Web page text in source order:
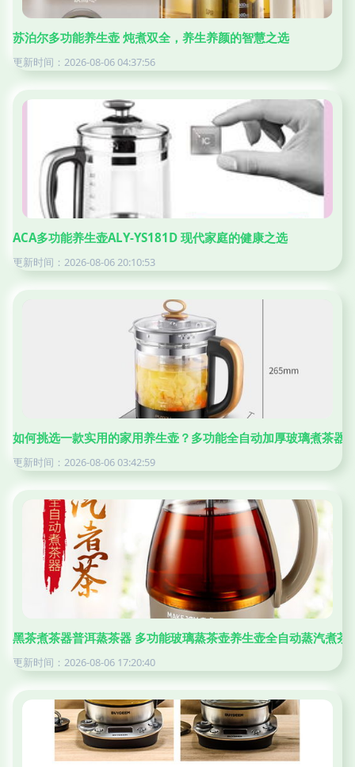
苏泊尔多功能养生壶 炖煮双全，养生养颜的智慧之选
更新时间：2026-08-06 04:37:56
ACA多功能养生壶ALY-YS181D 现代家庭的健康之选
更新时间：2026-08-06 20:10:53
如何挑选一款实用的家用养生壶？多功能全自动加厚玻璃煮茶器
更新时间：2026-08-06 03:42:59
黑茶煮茶器普洱蒸茶器 多功能玻璃蒸茶壶养生壶全自动蒸汽煮茶
更新时间：2026-08-06 17:20:40